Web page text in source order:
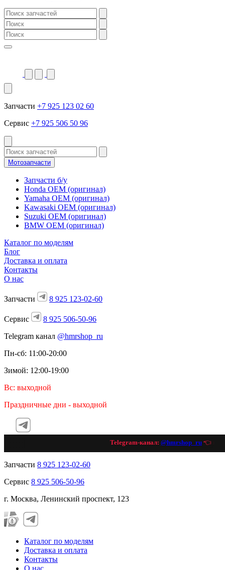
Запчасти +7 925 123 02 60
Сервис +7 925 506 50 96
Мотозапчасти
Запчасти б/у
Honda OEM (оригинал)
Yamaha OEM (оригинал)
Kawasaki OEM (оригинал)
Suzuki OEM (оригинал)
BMW OEM (оригинал)
Каталог по моделям
Блог
Доставка и оплата
Контакты
О нас
Запчасти 8 925 123-02-60
Сервис
8 925 506-50-96
Telegram канал @hmrshop_ru
Пн-сб: 11:00-20:00
Зимой: 12:00-19:00
Вс: выходной
Праздничные дни - выходной
Telegram-канал:@hmrshop_ru👈
Запчасти 8 925 123-02-60
Сервис 8 925 506-50-96
г. Москва, Ленинский проспект, 123
Каталог по моделям
Доставка и оплата
Контакты
О нас